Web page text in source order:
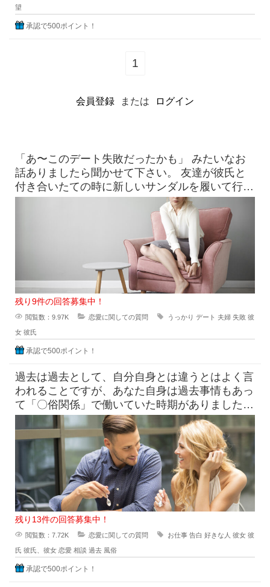
望
承認で500ポイント！
1
会員登録 または ログイン
「あ〜このデート失敗だったかも」 みたいなお
話ありましたら聞かせて下さい。 友達が彼氏と
付き合いたての時に新しいサンダルを履いて行っ
たら、見事に靴擦れを
残り9件の回答募集中！
閲覧数：9.97K 恋愛に関しての質問 うっかり デート 夫婦 失敗 彼
女 彼氏
承認で500ポイント！
過去は過去として、自分自身とは違うとはよく言
われることですが、あなた自身は過去事情もあっ
て「〇俗関係」で働いていた時期がありました
が、それを経ていまの自分がある
残り13件の回答募集中！
閲覧数：7.72K 恋愛に関しての質問 お仕事 告白 好きな人 彼女 彼
氏 彼氏、彼女 恋愛 相談 過去 風俗
承認で500ポイント！